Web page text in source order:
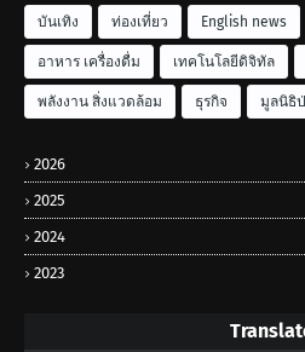
บันเทิง ท่องเที่ยว English news
อาหาร เครื่องดื่ม เทคโนโลยีดิจิทัล
พลังงาน สิ่งแวดล้อม ธุรกิจ มูลนิธิ
2026
2025
2024
2023